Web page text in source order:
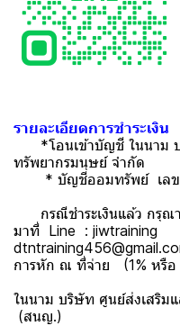
รายละเอียดการชำระเงิน
*โอนเข้าบัญชี ในนาม บ
ทรัพยากรมนุษย์ จำกัด
* บัญชีออมทรัพย์ เลข
กรณีชำระเงินแล้ว กรุณ
มาที่ Line :
การหัก ณ ที่จ่าย (1% หรือ
ในนาม บริษัท ศูนย์ส่งเสริ
(สนญ.)